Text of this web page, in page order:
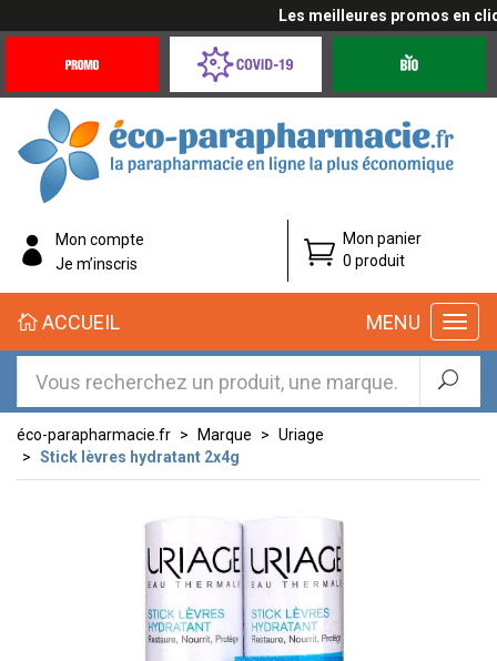
Les meilleures promos en
Offres
Coronavirus
éco-
parapharmacie.fr
éco-
parapharmacie.fr
Mon compte
Je m’inscris
Mon panier
0 produit
MENU
ACCUEIL
éco-parapharmacie.fr Marque
Uriage
Stick lèvres hydratant 2x4g